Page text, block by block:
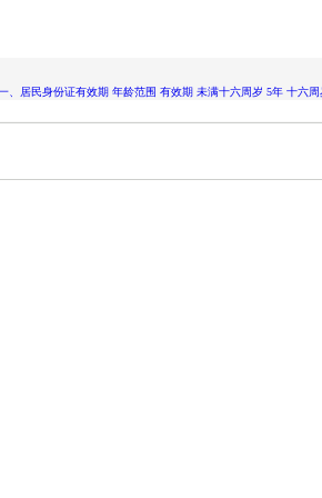
份证有效期 年龄范围 有效期 未满十六周岁 5年 十六周